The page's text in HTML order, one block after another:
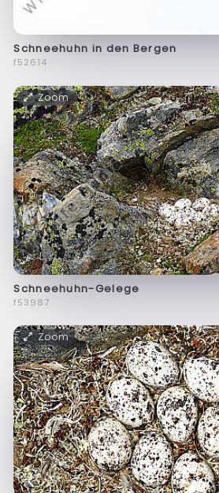
Schneehuhn in den Bergen
f52614
Zoom
Schneehuhn-Gelege
f53987
Zoom